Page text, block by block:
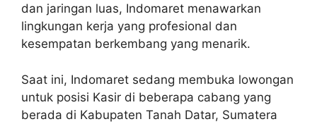
dan jaringan luas, Indomaret menawarkan
lingkungan kerja yang profesional dan
kesempatan berkembang yang menarik.
Saat ini, Indomaret sedang membuka lowongan
untuk posisi Kasir di beberapa cabang yang
berada di Kabupaten Tanah Datar, Sumatera